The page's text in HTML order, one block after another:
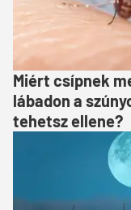
Miért csípnek
lábadon a
tehetsz ellene?